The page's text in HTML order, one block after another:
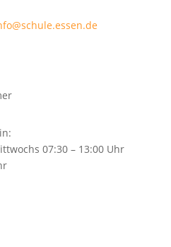
07:30 – 13:00 Uhr